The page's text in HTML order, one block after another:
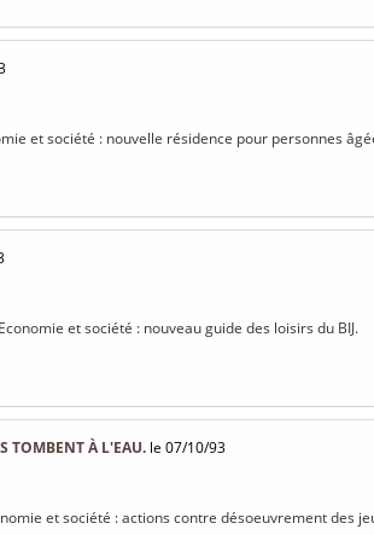
et société : nouvelle résidence pour personnes
et société : nouveau guide des loisirs du BIJ.
TOMBENT À L'EAU. le 07/10/93
et société : actions contre désoeuvrement des